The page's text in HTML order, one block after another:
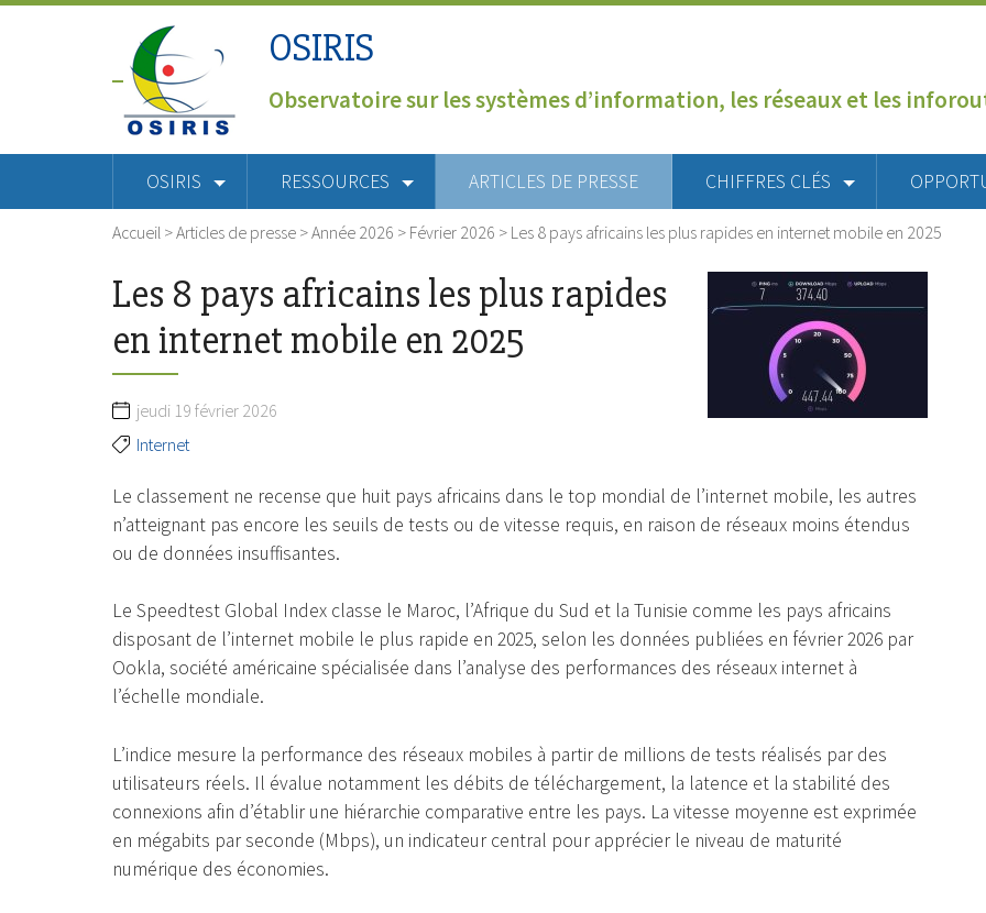
OSIRIS
Observatoire sur les systèmes d’information, les réseaux et les
OSIRIS RESSOURCES ARTICLES DE PRESSE CHIFFRES CLÉS
Accueil >Articles de presse >Année 2026 > Février 2026 > Les 8 pays africains les plus rapides en internet mobile en 2025
Les 8 pays africains les plus rapides
en internet mobile en 2025
jeudi 19 février 2026
Internet
Le classement ne recense que huit pays africains dans le top mondial de l’internet mobile, les autres
n’atteignant pas encore les seuils de tests ou de vitesse requis, en raison de réseaux moins étendus
ou de données insuffisantes.
Le Speedtest Global Index classe le Maroc, l’Afrique du Sud et la Tunisie comme les pays africains
disposant de l’internet mobile le plus rapide en 2025, selon les données publiées en février 2026 par
Ookla, société américaine spécialisée dans l’analyse des performances des réseaux internet à
l’échelle mondiale.
L’indice mesure la performance des réseaux mobiles à partir de millions de tests réalisés par des
utilisateurs réels. Il évalue notamment les débits de téléchargement, la latence et la stabilité des
connexions afin d’établir une hiérarchie comparative entre les pays. La vitesse moyenne est exprimée
en mégabits par seconde (Mbps), un indicateur central pour apprécier le niveau de maturité
numérique des économies.